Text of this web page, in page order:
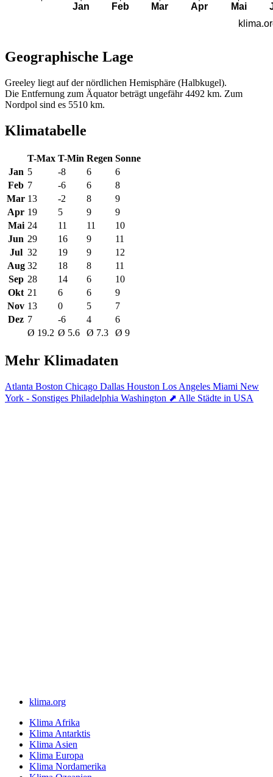
Geographische Lage
Greeley liegt auf der nördlichen Hemisphäre (Halbkugel).
Die Entfernung zum Äquator beträgt ungefähr 4492 km. Zum
Nordpol sind es 5510 km.
Klimatabelle
T-Max T-Min Regen Sonne
Jan 5 -8 6
6
Feb 7 -6 6
8
Mar 13 -2 8
9
Apr 19 5 9
9
Mai 24 11 11
10
Jun 29 16 9
11
Jul 32 19 9
12
Aug 32 18 8
11
Sep 28 14 6
10
Okt 21 6 6
9
Nov 13 0 5
7
Dez 7 -6 4
6
Ø 19.2 Ø 5.6 Ø 7.3 Ø 9
Mehr Klimadaten
Atlanta Boston Chicago Dallas Houston Los Angeles Miami New
York - Sonstiges Philadelphia Washington ⬈ Alle Städte in USA
klima.org
Klima Afrika
Klima Antarktis
Klima Asien
Klima Europa
Klima Nordamerika